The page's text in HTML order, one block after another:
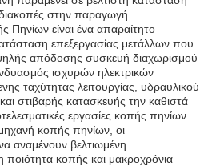
διακοπές στην παραγωγή.
είναι ένα απαραίτητο
επεξεργασίας μετάλλων που
απόδοσης συσκευή διαχωρισμού
ισχυρών ηλεκτρικών
ταχύτητας λειτουργίας, υδραυλικού
στιβαρής κατασκευής την καθιστά
εργασίες κοπής πηνίων.
κοπής πηνίων, οι
αναμένουν βελτιωμένη
κοπής και μακροχρόνια